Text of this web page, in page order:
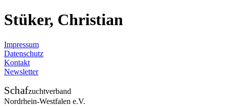
Stüker, Christian
Impressum
Datenschutz
Kontakt
Newsletter
Schafzuchtverband
Nordrhein-Westfalen e.V.